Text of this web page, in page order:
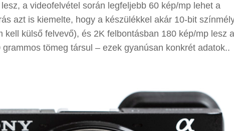
a videofelvétel során legfeljebb 60 kép/mp lehet a
azt is kiemelte, hogy a készülékkel akár 10-bit
külső felvevő), és 2K felbontásban 180 kép/mp lesz a
tömeg társul – ezek gyanúsan konkrét adatok..